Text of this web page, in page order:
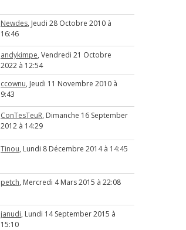
Newdes, Jeudi 28 Octobre 2010 à
16:46
andykimpe, Vendredi 21 Octobre
2022 à 12:54
ccownu, Jeudi 11 Novembre 2010 à
9:43
ConTesTeuR, Dimanche 16 September
2012 à 14:29
Tinou, Lundi 8 Décembre 2014 à 14:45
petch, Mercredi 4 Mars 2015 à 22:08
janudi, Lundi 14 September 2015 à
15:10